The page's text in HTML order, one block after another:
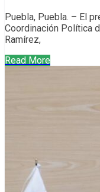
Puebla, Puebla. – El
Coordinación Política
Ramírez,
Read More